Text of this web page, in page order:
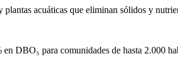
acuáticas que eliminan sólidos y
DBO₅ para comunidades de hasta 2.000